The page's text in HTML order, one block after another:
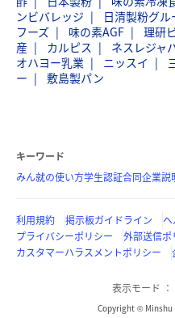
ンビバレッジ
日清製粉グル
フーズ
味の素AGF 理研
産
カルピス ネスレジャ
オハヨー乳業
ニッスイ
ー
敷島製パン
キーワード
みん就の使い方学生認証合同企業説
利用規約 掲示板ガイドライン
プライバシーポリシー
外部送信ポ
カスタマーハラスメントポリシー
表示モード
Copyright ©